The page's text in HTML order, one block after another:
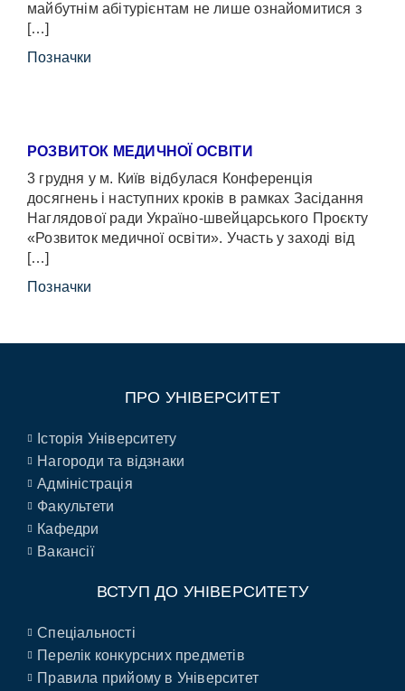
майбутнім абітурієнтам не лише ознайомитися з
[…]
Позначки
РОЗВИТОК МЕДИЧНОЇ ОСВІТИ
3 грудня у м. Київ відбулася Конференція
досягнень і наступних кроків в рамках Засідання
Наглядової ради Україно-швейцарського Проєкту
«Розвиток медичної освіти». Участь у заході від
[…]
Позначки
ПРО УНІВЕРСИТЕТ
Історія Університету
Нагороди та відзнаки
Адміністрація
Факультети
Кафедри
Вакансії
ВСТУП ДО УНІВЕРСИТЕТУ
Спеціальності
Перелік конкурсних предметів
Правила прийому в Університет